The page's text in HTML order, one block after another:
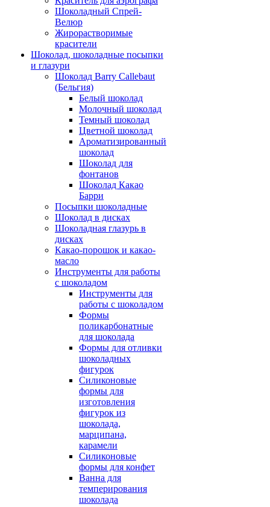
Шоколадный Спрей-
Велюр
Жирорастворимые
красители
Шоколад, шоколадные посыпки
и глазури
Шоколад Barry Callebaut
(Бельгия)
Белый шоколад
Молочный шоколад
Темный шоколад
Цветной шоколад
Ароматизированный
шоколад
Шоколад для
фонтанов
Шоколад Какао
Барри
Посыпки шоколадные
Шоколад в дисках
Шоколадная глазурь в
дисках
Какао-порошок и какао-
масло
Инструменты для работы
с шоколадом
Инструменты для
работы с шоколадом
Формы
поликарбонатные
для шоколада
Формы для отливки
шоколадных
фигурок
Силиконовые
формы для
изготовления
фигурок из
шоколада,
марципана,
карамели
Силиконовые
формы для конфет
Ванна для
темперирования
шоколада